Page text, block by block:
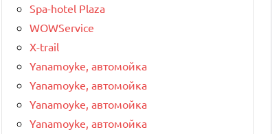
Spa-hotel Plaza
WOWService
X-trail
Yanamoyke, автомойка
Yanamoyke, автомойка
Yanamoyke, автомойка
Yanamoyke, автомойка